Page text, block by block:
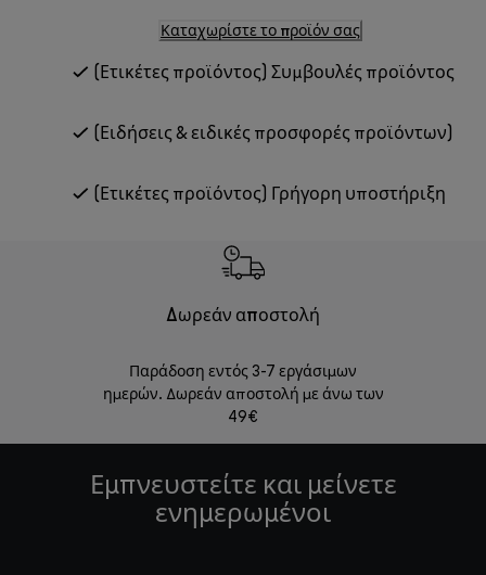
Καταχωρίστε το προϊόν σας
(Ετικέτες προϊόντος) Συμβουλές προϊόντος
(Ειδήσεις & ειδικές προσφορές προϊόντων)
(Ετικέτες προϊόντος) Γρήγορη υποστήριξη
Δωρεάν αποστολή
Παράδοση εντός 3-7 εργάσιμων
ημερών. Δωρεάν αποστολή με άνω των
49€
Εμπνευστείτε και μείνετε
ενημερωμένοι